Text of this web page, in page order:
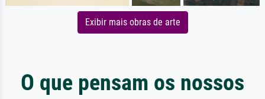
Exibir mais obras de arte
O que pensam os nossos